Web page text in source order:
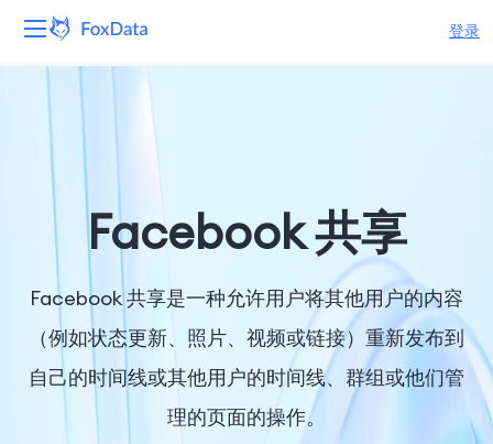
登录
解决方案
公司
Facebook 共享
Facebook 共享是一种允许用户将其他用户的内容
（例如状态更新、照片、视频或链接）重新发布到
自己的时间线或其他用户的时间线、群组或他们管
理的页面的操作。